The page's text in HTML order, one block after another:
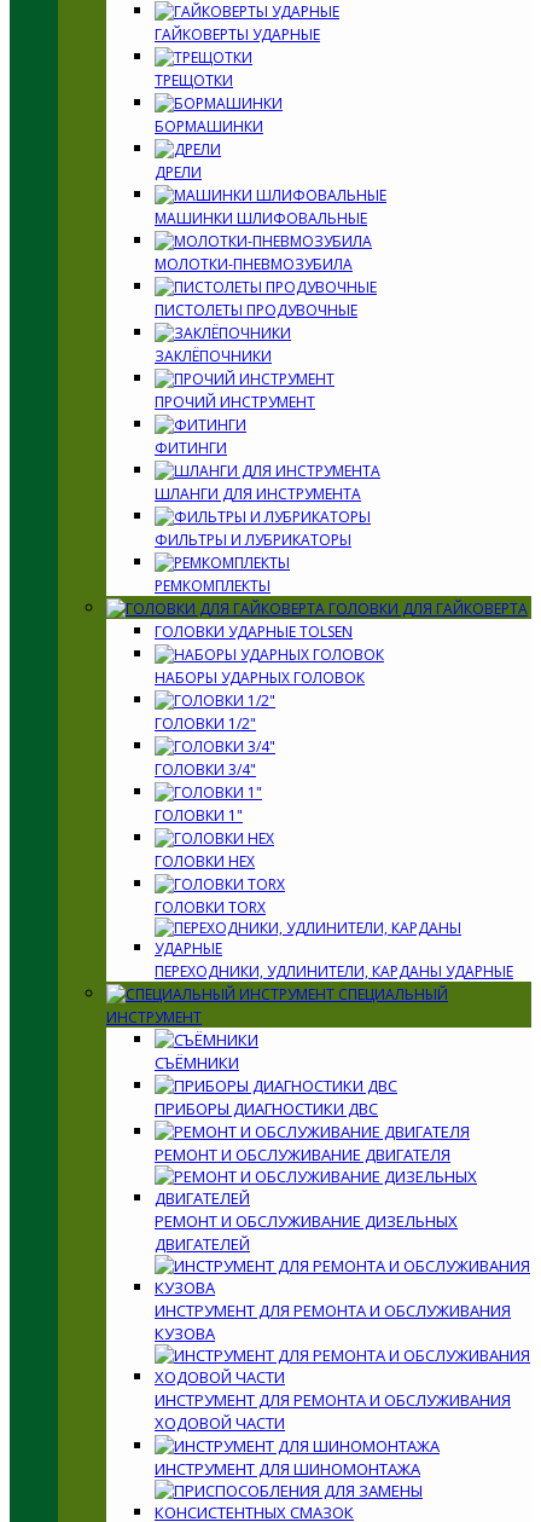
ГАЙКОВЕРТЫ УДАРНЫЕ
ТРЕЩОТКИ
БОРМАШИНКИ
ДРЕЛИ
МАШИНКИ ШЛИФОВАЛЬНЫЕ
МОЛОТКИ-ПНЕВМОЗУБИЛА
ПИСТОЛЕТЫ ПРОДУВОЧНЫЕ
ЗАКЛЁПОЧНИКИ
ПРОЧИЙ ИНСТРУМЕНТ
ФИТИНГИ
ШЛАНГИ ДЛЯ ИНСТРУМЕНТА
ФИЛЬТРЫ И ЛУБРИКАТОРЫ
РЕМКОМПЛЕКТЫ
ГОЛОВКИ ДЛЯ ГАЙКОВЕРТА
ГОЛОВКИ УДАРНЫЕ TOLSEN
НАБОРЫ УДАРНЫХ ГОЛОВОК
ГОЛОВКИ 1/2"
ГОЛОВКИ 3/4"
ГОЛОВКИ 1"
ГОЛОВКИ HEX
ГОЛОВКИ TORX
ПЕРЕХОДНИКИ, УДЛИНИТЕЛИ, КАРДАНЫ УДАРНЫЕ
СПЕЦИАЛЬНЫЙ
ИНСТРУМЕНТ
СЪЁМНИКИ
ПРИБОРЫ ДИАГНОСТИКИ ДВС
РЕМОНТ И ОБСЛУЖИВАНИЕ ДВИГАТЕЛЯ
РЕМОНТ И ОБСЛУЖИВАНИЕ ДИЗЕЛЬНЫХ
ДВИГАТЕЛЕЙ
ИНСТРУМЕНТ ДЛЯ РЕМОНТА И ОБСЛУЖИВАНИЯ
КУЗОВА
ИНСТРУМЕНТ ДЛЯ РЕМОНТА И ОБСЛУЖИВАНИЯ
ХОДОВОЙ ЧАСТИ
ИНСТРУМЕНТ ДЛЯ ШИНОМОНТАЖА